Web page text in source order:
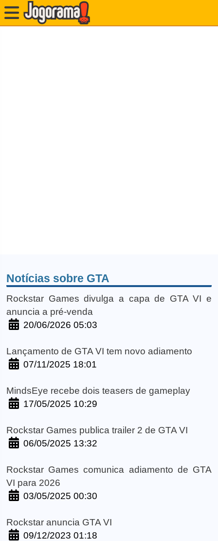
Notícias sobre GTA
Rockstar Games divulga a capa de GTA VI e
anuncia a pré-venda
20/06/2026 05:03
Lançamento de GTA VI tem novo adiamento
07/11/2025 18:01
MindsEye recebe dois teasers de gameplay
17/05/2025 10:29
Rockstar Games publica trailer 2 de GTA VI
06/05/2025 13:32
Rockstar Games comunica adiamento de GTA
VI para 2026
03/05/2025 00:30
Rockstar anuncia GTA VI
09/12/2023 01:18